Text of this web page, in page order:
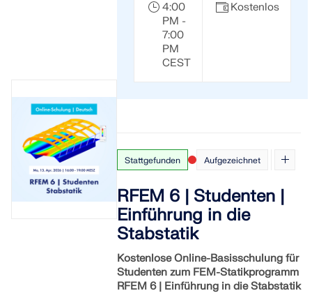
4:00
PM -
7:00
PM
CEST
Kostenlos
Stattgefunden Aufgezeichnet
RFEM 6 | Studenten |
Einführung in die
Stabstatik
Kostenlose Online-Basisschulung für
Studenten zum FEM-Statikprogramm
RFEM 6 | Einführung in die Stabstatik